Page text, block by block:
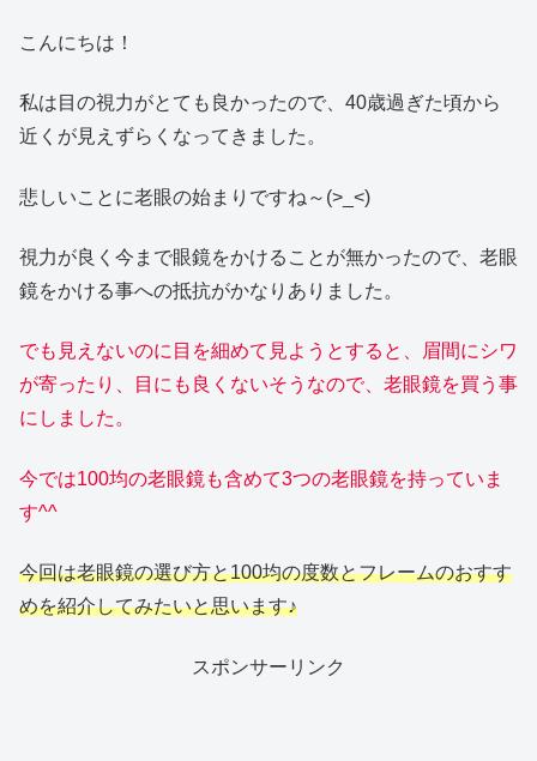
こんにちは！
私は目の視力がとても良かったので、40歳過ぎた頃から
近くが見えずらくなってきました。
悲しいことに老眼の始まりですね～(>_<)
視力が良く今まで眼鏡をかけることが無かったので、老眼
鏡をかける事への抵抗がかなりありました。
でも見えないのに目を細めて見ようとすると、眉間にシワ
が寄ったり、目にも良くないそうなので、老眼鏡を買う事
にしました。
今では100均の老眼鏡も含めて3つの老眼鏡を持っていま
す^^
今回は老眼鏡の選び方と100均の度数とフレームのおすす
めを紹介してみたいと思います♪
スポンサーリンク